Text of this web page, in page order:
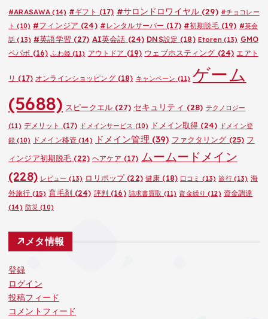
#ARASAWA (14) #ギフト (17) #サロンドロワイヤル(29) #チョコレー
ト (10) #フィンジア (24) #レンタルサーバー (17) #初期脱毛(19) #英会
話 (13) #英語学習 (27) AI英会話 (24) DNS設定 (18) Etoren(13) GMO
ペパボ (16) ふわ姫(11) アウトドア (19) ウェブホスティング (24) エアト
リ (17) オンラインショッピング(18) キャンペーン (11) ゲーム
(5688) スピークエル(27) セキュリティ (28) テクノロジー
(11) デメリット (17) ドメインサービス (10) ドメイン取得 (24) ドメイン登
録 (10) ドメイン移管(14) ドメイン管理 (39) ファクタリング (25) フ
ィンジア初期脱毛 (22) ヘアケア (17) ムームードメイン
(228) レビュー (13) ロリポップ(22) 健康 (18) 口コミ (13) 旅行(13) 海
外旅行 (15) 育毛剤(24) 評判 (16) 請求書買取 (11) 資金繰り (12) 資金調達
(14) 防災 (10)
メタ情報
登録
ログイン
投稿フィード
コメントフィード